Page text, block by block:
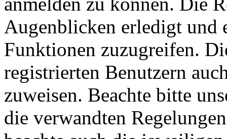
Augenblicken erledigt und
Funktionen zuzugreifen.
registrierten Benutzern
zuweisen. Beachte bitte
die verwandten